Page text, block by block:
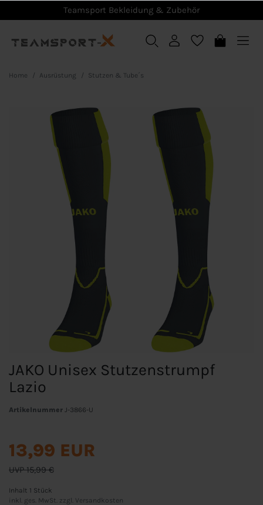
Teamsport Bekleidung & Zubehör
Home Ausrüstung Stutzen & Tube´s
JAKO Unisex Stutzenstrumpf
Lazio
Artikelnummer J-3866-U
UVP 15,99 €
13,99 EUR
Inhalt 1 Stück
inkl. ges. MwSt. zzgl.
Versandkosten